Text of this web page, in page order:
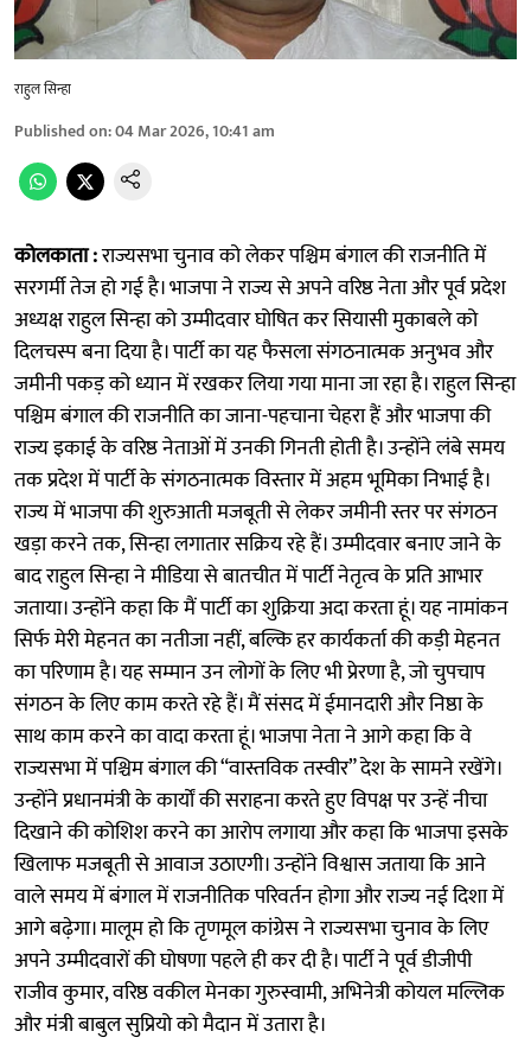
राहुल सिन्हा
Published on:04 Mar 2026, 10:41 am
कोलकाता :राज्यसभा चुनाव को लेकर पश्चिम बंगाल की राजनीति में
सरगर्मी तेज हो गई है। भाजपा ने राज्य से अपने वरिष्ठ नेता और पूर्व प्रदेश
अध्यक्ष राहुल सिन्हा को उम्मीदवार घोषित कर सियासी मुकाबले को
दिलचस्प बना दिया है। पार्टी का यह फैसला संगठनात्मक अनुभव और
जमीनी पकड़ को ध्यान में रखकर लिया गया माना जा रहा है। राहुल सिन्हा
पश्चिम बंगाल की राजनीति का जाना-पहचाना चेहरा हैं और भाजपा की
राज्य इकाई के वरिष्ठ नेताओं में उनकी गिनती होती है। उन्होंने लंबे समय
तक प्रदेश में पार्टी के संगठनात्मक विस्तार में अहम भूमिका निभाई है।
राज्य में भाजपा की शुरुआती मजबूती से लेकर जमीनी स्तर पर संगठन
खड़ा करने तक, सिन्हा लगातार सक्रिय रहे हैं। उम्मीदवार बनाए जाने के
बाद राहुल सिन्हा ने मीडिया से बातचीत में पार्टी नेतृत्व के प्रति आभार
जताया। उन्होंने कहा कि मैं पार्टी का शुक्रिया अदा करता हूं। यह नामांकन
सिर्फ मेरी मेहनत का नतीजा नहीं, बल्कि हर कार्यकर्ता की कड़ी मेहनत
का परिणाम है। यह सम्मान उन लोगों के लिए भी प्रेरणा है, जो चुपचाप
संगठन के लिए काम करते रहे हैं। मैं संसद में ईमानदारी और निष्ठा के
साथ काम करने का वादा करता हूं। भाजपा नेता ने आगे कहा कि वे
राज्यसभा में पश्चिम बंगाल की “वास्तविक तस्वीर” देश के सामने रखेंगे।
उन्होंने प्रधानमंत्री के कार्यों की सराहना करते हुए विपक्ष पर उन्हें नीचा
दिखाने की कोशिश करने का आरोप लगाया और कहा कि भाजपा इसके
खिलाफ मजबूती से आवाज उठाएगी। उन्होंने विश्वास जताया कि आने
वाले समय में बंगाल में राजनीतिक परिवर्तन होगा और राज्य नई दिशा में
आगे बढ़ेगा। मालूम हो कि तृणमूल कांग्रेस ने राज्यसभा चुनाव के लिए
अपने उम्मीदवारों की घोषणा पहले ही कर दी है। पार्टी ने पूर्व डीजीपी
राजीव कुमार, वरिष्ठ वकील मेनका गुरुस्वामी, अभिनेत्री कोयल मल्लिक
और मंत्री बाबुल सुप्रियो को मैदान में उतारा है।